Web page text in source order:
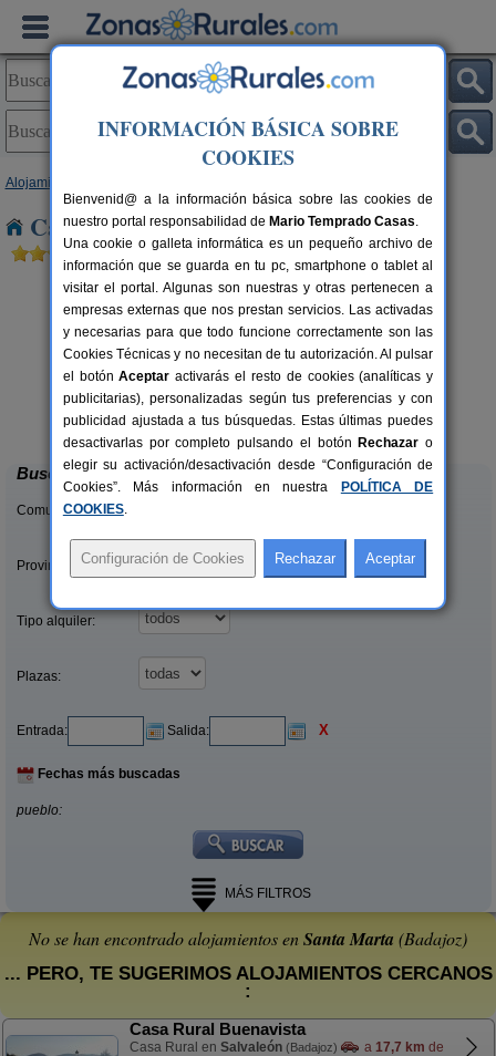
Alojamientos
Casas Rurales cerca de Santa Marta
8 pers.
desde27 €
Casa Lares
Casas de Don Pedro (Badajoz)
Buscar
Comunidades:
Provincias/Islas:
Tipo alquiler:
Plazas:
Entrada: Salida: X
Fechas más buscadas
pueblo:
MÁS FILTROS
No se han encontrado alojamientos enSanta Marta (Badajoz)
... PERO, TE SUGERIMOS ALOJAMIENTOS CERCANOS
:
Casa Rural Buenavista
Casa Rural en Salvaleón (Badajoz) a 17,7 km de
INFORMACIÓN BÁSICA SOBRE
COOKIES
Bienvenid@ a la información básica sobre las cookies de
nuestro portal responsabilidad de Mario Temprado Casas.
Una cookie o galleta informática es un pequeño archivo de
información que se guarda en tu pc, smartphone o tablet al
visitar el portal. Algunas son nuestras y otras pertenecen a
empresas externas que nos prestan servicios. Las activadas
y necesarias para que todo funcione correctamente son las
Cookies Técnicas y no necesitan de tu autorización. Al pulsar
el botónAceptar activarás el resto de cookies (analíticas y
publicitarias), personalizadas según tus preferencias y con
publicidad ajustada a tus búsquedas. Estas últimas puedes
desactivarlas por completo pulsando el botón Rechazar o
elegir su activación/desactivación desde “Configuración de
Cookies”. Más información en nuestra
POLÍTICA DE
COOKIES.